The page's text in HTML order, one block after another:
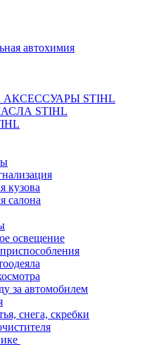
автохимия
STIHL
STIHL
кузова
салона
освещение
за автомобилем
снега, скребки